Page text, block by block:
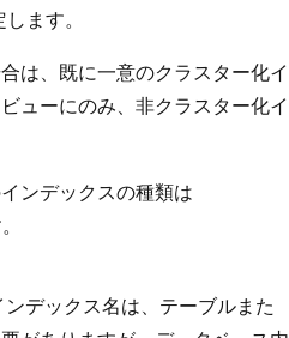
ます。
は、既に一意のクラスター化イ
ューにのみ、非クラスター化イ
ンデックスの種類は
デックス名は、テーブルまた